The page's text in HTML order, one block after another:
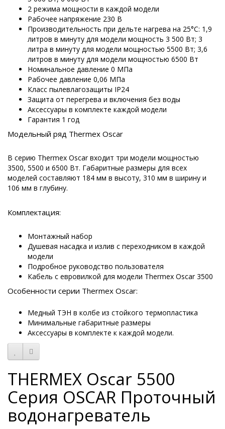
2 режима мощности в каждой модели
Рабочее напряжение 230 В
Производительность при дельте нагрева на 25°С: 1,9
литров в минуту для модели мощность 3 500 Вт; 3
литра в минуту для модели мощностью 5500 Вт; 3,6
литров в минуту для модели мощностью 6500 Вт
Номинальное давление 0 МПа
Рабочее давление 0,06 МПа
Класс пылевлагозащиты IP24
Защита от перегрева и включения без воды
Аксессуары в комплекте каждой модели
Гарантия 1 год
Модельный ряд Thermex Oscar
В серию Thermex Oscar входит три модели мощностью
3500, 5500 и 6500 Вт. Габаритные размеры для всех
моделей составляют 184 мм в высоту, 310 мм в ширину и
106 мм в глубину.
Комплектация:
Монтажный набор
Душевая насадка и излив с переходником в каждой
модели
Подробное руководство пользователя
Кабель с евровилкой для модели Thermex Oscar 3500
Особенности серии Thermex Oscar:
Медный ТЭН в колбе из стойкого термопластика
Минимальные габаритные размеры
Аксессуары в комплекте к каждой модели.
THERMEX Oscar 5500
Серия OSCAR Проточный
водонагреватель